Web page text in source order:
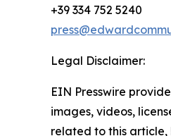
+39 334 752 5240
Legal Disclaimer:
EIN Presswire
images, videos,
related to this